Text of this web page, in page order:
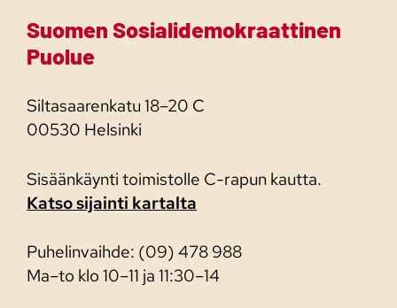
Suomen Sosialidemokraattinen
Puolue
Siltasaarenkatu 18–20 C
00530 Helsinki
Sisäänkäynti toimistolle C-rapun kautta.
Katso sijainti kartalta
Puhelinvaihde: (09) 478 988
Ma–to klo 10–11 ja 11:30–14